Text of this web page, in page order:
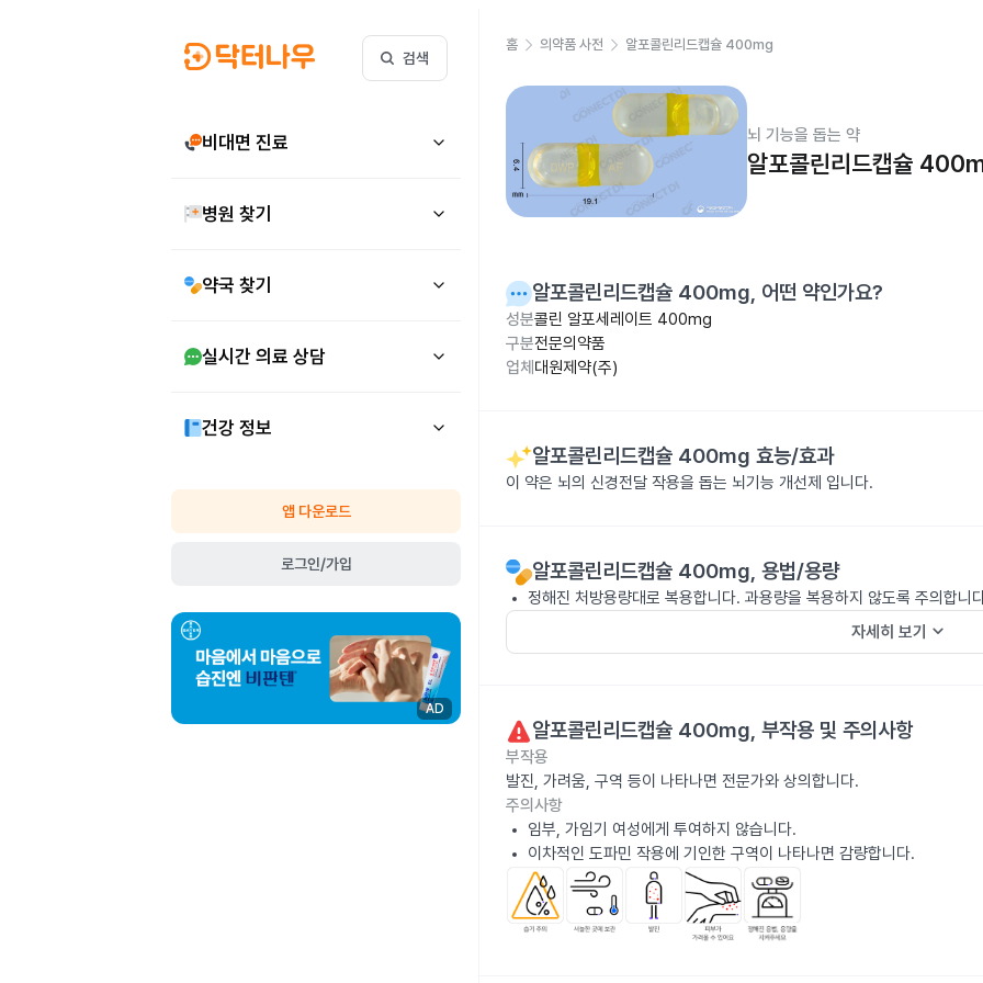
검색
비대면 진료
병원 찾기
약국 찾기
실시간 의료 상담
건강 정보
앱 다운로드
로그인/가입
AD
홈 의약품 사전 알포콜린리드캡슐 400mg
뇌 기능을 돕는 약
알포콜린리드캡슐
알포콜린리드캡슐 400mg, 어떤 약인가요?
성분콜린 알포세레이트 400mg
구분전문의약품
업체 대원제약(주)
알포콜린리드캡슐 400mg 효능/효과
이 약은 뇌의 신경전달 작용을 돕는 뇌기능 개선제 입니다.
알포콜린리드캡슐 400mg, 용법/용량
정해진 처방용량대로 복용합니다. 과용량을 복용하지 않도록 주의합니
자세히 보기 keyboard_arrow_down
알포콜린리드캡슐 400mg, 부작용 및 주의사항
부작용
발진, 가려움, 구역 등이 나타나면 전문가와 상의합니다.
주의사항
임부, 가임기 여성에게 투여하지 않습니다.
이차적인 도파민 작용에 기인한 구역이 나타나면 감량합니다.